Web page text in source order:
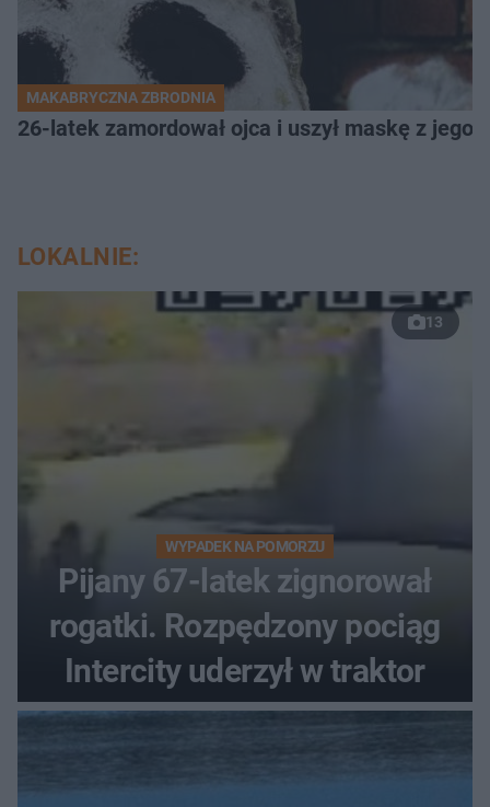
MAKABRYCZNA ZBRODNIA
26-latek zamordował ojca i uszył maskę z
LOKALNIE:
13
WYPADEK NA POMORZU
Pijany 67-latek zignorował
rogatki. Rozpędzony pociąg
Intercity uderzył w traktor